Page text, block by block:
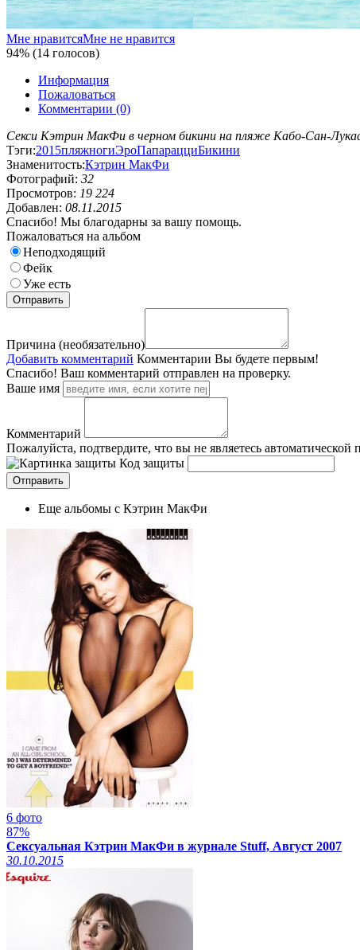
Мне нравитсяМне не нравится
94% (14 голосов)
Информация
Пожаловаться
Комментарии (0)
Секси Кэтрин МакФи в черном бикини на пляже Кабо-Сан-
Тэги:2015пляжногиЭроПапарацциБикини
Знаменитость:Кэтрин МакФи
Фотографий: 32
Просмотров: 19 224
Добавлен: 08.11.2015
Спасибо! Мы благодарны за вашу помощь.
Пожаловаться на альбом
Неподходящий
Фейк
Уже есть
Причина (необязательно)
Добавить комментарий Комментарии Вы будете первым!
Спасибо! Ваш комментарий отправлен на проверку.
Ваше имя
Комментарий
Пожалуйста, подтвердите, что вы не являетесь автоматической
Код защиты
Еще альбомы с Кэтрин МакФи
6 фото
87%
Сексуальная Кэтрин МакФи в журнале Stuff, Август 2007
30.10.2015